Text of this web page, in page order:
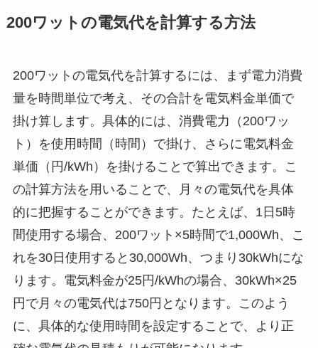
200ワットの電気代を計算する方法
200ワットの電気代を計算するには、まず電力消費
量を時間単位で考え、その合計を電気料金単価で
掛け算します。具体的には、消費電力（200ワッ
ト）を使用時間（時間）で掛け、さらに電気料金
単価（円/kWh）を掛けることで算出できます。こ
の計算方法を用いることで、月々の電気代を具体
的に把握することができます。たとえば、1日5時
間使用する場合、200ワット×5時間で1,000Wh、こ
れを30日使用すると30,000Wh、つまり30kWhにな
ります。電気料金が25円/kWhの場合、30kWh×25
円で月々の電気代は750円となります。このよう
に、具体的な使用時間を設定することで、より正